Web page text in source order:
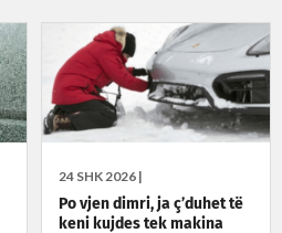
24 SHK 2026 |
Po vjen dimri, ja ç’duhet të
keni kujdes tek makina